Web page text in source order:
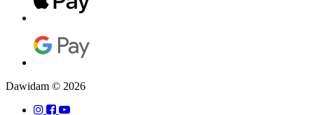
Dawidam © 2026